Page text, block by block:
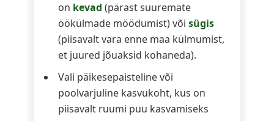
on kevad (pärast suuremate
öökülmade möödumist) või sügis
(piisavalt vara enne maa külmumist,
et juured jõuaksid kohaneda).
Vali päikesepaisteline või
poolvarjuline kasvukoht, kus on
piisavalt ruumi puu kasvamiseks